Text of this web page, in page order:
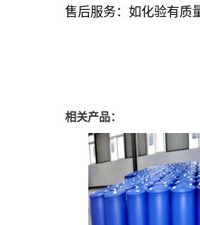
售后服务：如化验有质
相关产品：